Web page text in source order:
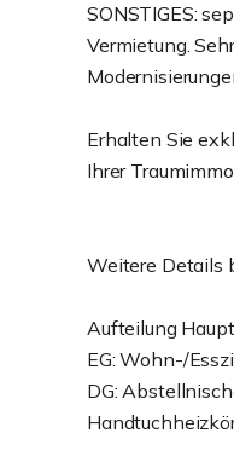
SONSTIGES:
Vermietung.
Erhalten Sie
Ihrer
Weitere Details
Aufteilung
EG: Wohn-/
DG: